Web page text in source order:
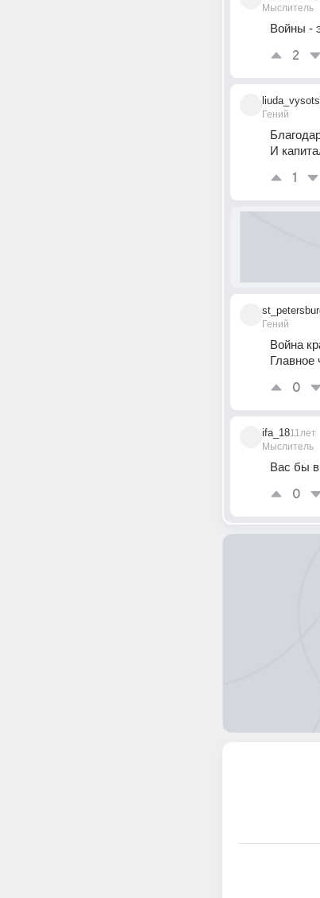
Мыслитель
Войны -
2
Гений
И
1
Гений
Война
Главное
0
ifa_18
Мыслитель
11лет
Вас бы
0